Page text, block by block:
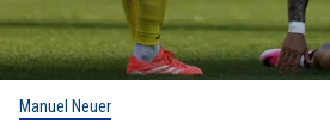
Manuel Neuer